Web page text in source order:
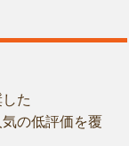
た
の低評価を覆